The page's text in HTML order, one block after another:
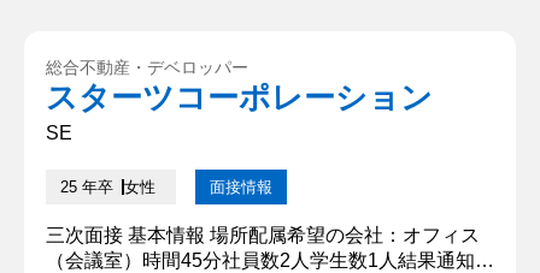
きました。そんな私を一言で表すと「〇〇」だと考
えています。理由はチームで協働することを重視
し、個人でも集団でも...
総合不動産・デベロッパー
スターツコーポレーション
SE
25 年卒 女性 面接情報
三次面接 基本情報 場所配属希望の会社：オフィス
（会議室）時間45分社員数2人学生数1人結果通知方